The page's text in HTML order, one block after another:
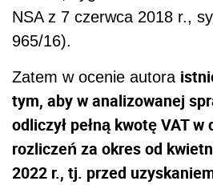
NSA z 7 czerwca 2018 r.,
965/16).
Zatem w ocenie autora
tym, aby w analizowanej
odliczył pełną kwotę VAT
rozliczeń za okres od
2022 r., tj. przed